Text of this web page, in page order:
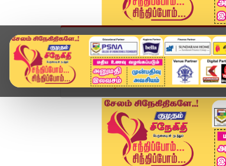
முகப்பு விளையாட்டு அண்மை
Home வீடியோ ஸ்டோரி சர்ச்சையான